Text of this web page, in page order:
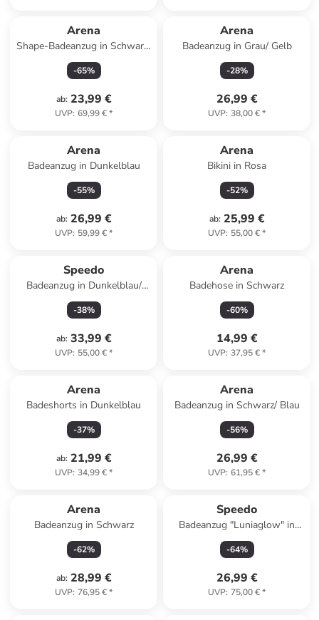
Arena
Shape-Badeanzug in Schwarz/
Weiß
-65%
ab: 23,99 €
UVP: 69,99 €*
Arena
Badeanzug in Grau/ Gelb
-28%
26,99 €
UVP: 38,00 €*
Arena
Badeanzug in Dunkelblau
-55%
ab: 26,99 €
UVP: 59,99 €*
Arena
Bikini in Rosa
-52%
ab: 25,99 €
UVP: 55,00 €*
Speedo
Badeanzug in Dunkelblau/
Blau
-38%
ab: 33,99 €
UVP: 55,00 €*
Arena
Badehose in Schwarz
-60%
14,99 €
UVP: 37,95 €*
Arena
Badeshorts in Dunkelblau
-37%
ab: 21,99 €
UVP: 34,99 €*
Arena
Badeanzug in Schwarz/ Blau
-56%
26,99 €
UVP: 61,95 €*
Arena
Badeanzug in Schwarz
-62%
ab: 28,99 €
UVP: 76,95 €*
Speedo
Badeanzug "Luniaglow" in
Schwarz
-64%
26,99 €
UVP: 75,00 €*